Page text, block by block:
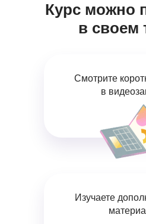
Курс можно
в своем
Смотрите
в
Изучаете